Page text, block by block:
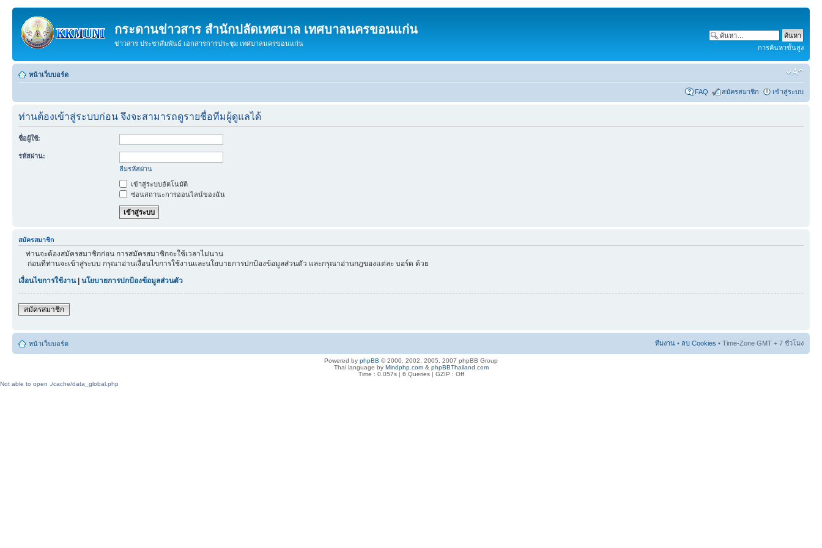
กระดานข่าวสาร สำนักปลัดเทศบาล เทศบาลนครขอนแก่น
ข่าวสาร ประชาสัมพันธ์ เอกสารการประชุม เทศบาลนครขอนแก่น
การค้นหาขั้นสูง
หน้าเว็บบอร์ด
FAQ สมัครสมาชิก เข้าสู่ระบบ
ท่านต้องเข้าสู่ระบบก่อน จึงจะสามารถดูรายชื่อทีมผู้ดูแลได้
ชื่อผู้ใช้:
รหัสผ่าน:
ลืมรหัสผ่าน
เข้าสู่ระบบอัตโนมัติ
ซ่อนสถานะการออนไลน์ของฉัน
สมัครสมาชิก
ท่านจะต้องสมัครสมาชิกก่อน การสมัครสมาชิกจะใช้เวลาไม่นาน
ก่อนที่ท่านจะเข้าสู่ระบบ กรุณาอ่านเงื่อนไขการใช้งานและนโยบายการปกป้องข้อมูลส่วนตัว และกรุณาอ่านกฎของแต่ละ บอร์ด ด้วย
เงื่อนไขการใช้งาน| นโยบายการปกป้องข้อมูลส่วนตัว
สมัครสมาชิก
หน้าเว็บบอร์ด ทีมงาน • ลบ Cookies • Time-Zone GMT + 7 ชั่วโมง
Powered by phpBB © 2000, 2002, 2005, 2007 phpBB Group
Thai language by Mindphp.com& phpBBThailand.com
Time : 0.057s | 6 Queries | GZIP : Off
Not able to open ./cache/data_global.php